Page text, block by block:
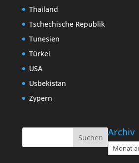
Thailand
Tschechische Republik
Tunesien
Türkei
USA
Usbekistan
Zypern
Archiv
Archiv